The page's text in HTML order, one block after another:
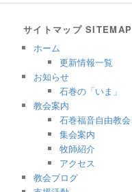
サイトマップ SITEMAP
ホーム
更新情報一覧
お知らせ
石巻の「いま」
教会案内
石巻福音自由教
集会案内
牧師紹介
アクセス
教会ブログ